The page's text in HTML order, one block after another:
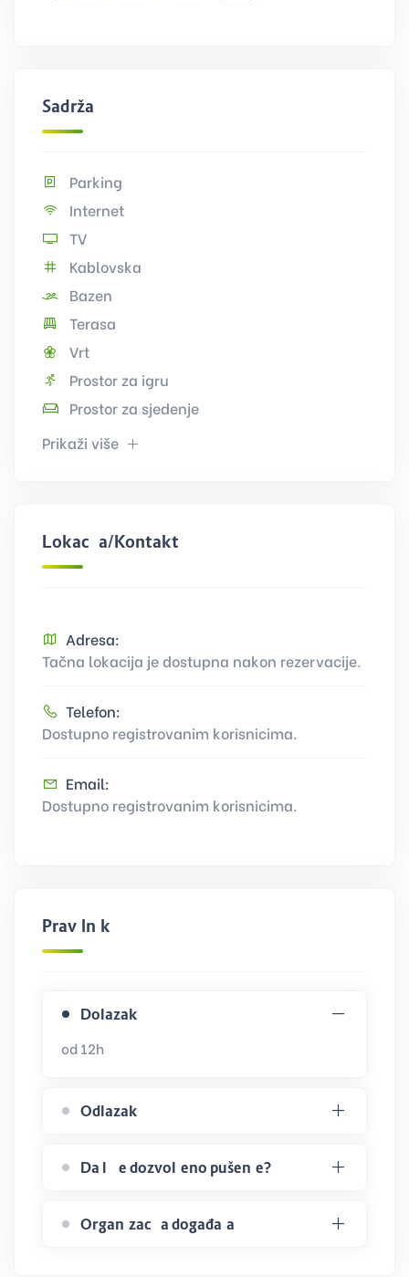
Sadržaj
Parking
Internet
TV
Kablovska
Bazen
Terasa
Vrt
Prostor za igru
Prostor za sjedenje
Prikaži više
Lokacija/Kontakt
Adresa:
Tačna lokacija je dostupna nakon rezervacije.
Telefon:
Dostupno registrovanim korisnicima.
Email:
Dostupno registrovanim korisnicima.
Pravilnik
Dolazak
od 12h
Odlazak
Da li je dozvoljeno pušenje?
Organizacija događaja